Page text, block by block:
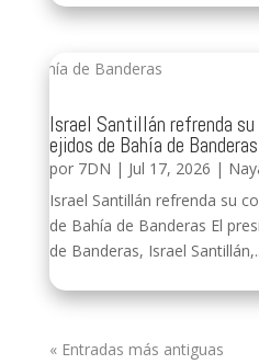
Israel Santillán refrenda
ejidos de Bahía de Banderas
por 7DN | Jul 17, 2026 |
Israel Santillán refrenda su
de Bahía de Banderas El
de Banderas, Israel
« Entradas más antiguas